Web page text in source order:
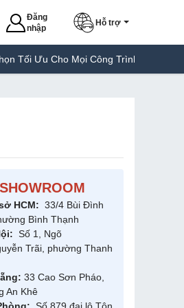
Đăng
nhập
Hỗ trợ
Mọi Công Trình Máy Hàn Túi
SHOWROOM
HCM: 33/4 Bùi Đình
Bình Thạnh
Số 1, Ngõ
Trãi, phường Thanh
33 Cao Sơn Pháo,
An Khê